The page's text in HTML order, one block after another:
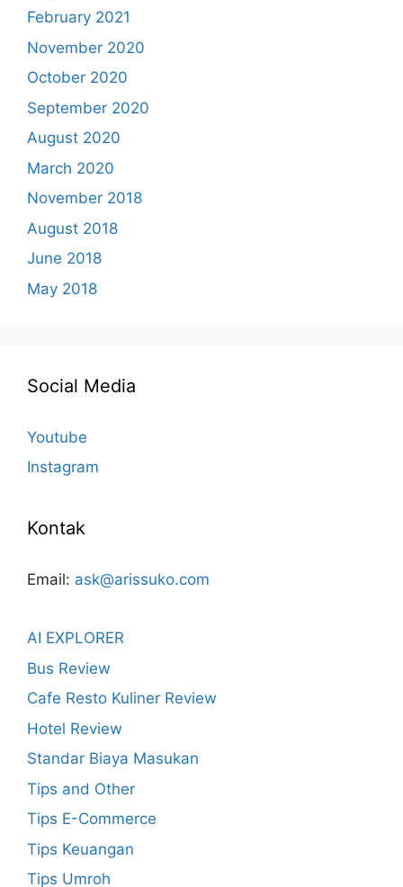
February 2021
November 2020
October 2020
September 2020
August 2020
March 2020
November 2018
August 2018
June 2018
May 2018
Social Media
Youtube
Instagram
Kontak
Email: ask@arissuko.com
AI EXPLORER
Bus Review
Cafe Resto Kuliner Review
Hotel Review
Standar Biaya Masukan
Tips and Other
Tips E-Commerce
Tips Keuangan
Tips Umroh